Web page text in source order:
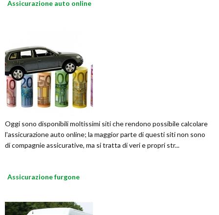
Assicurazione auto online
Oggi sono disponibili moltissimi siti che rendono possibile calcolare
l'assicurazione auto online; la maggior parte di questi siti non sono
di compagnie assicurative, ma si tratta di veri e propri str...
Assicurazione furgone